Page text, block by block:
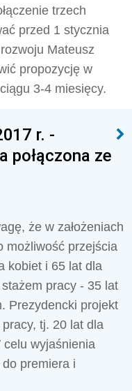
trzech
przed 1 stycznia
Mateusz
propozycję w
3-4 miesięcy.
r. -
połączona ze
że w założeniach
możliwość przejścia
kobiet i 65 lat dla
pracy - 35 lat
Prezydencki projekt
pracy, tj. 20 lat dla
celu wyjaśnienia
premiera i